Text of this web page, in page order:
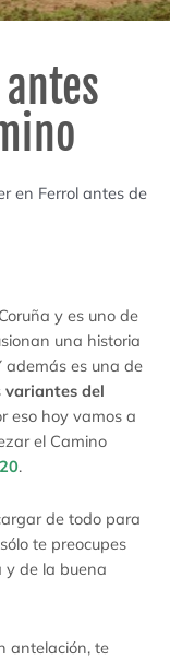
en Ferrol antes de
y es uno de
una historia
además es una de
variantes del
eso hoy vamos a
el Camino
.
de todo para
te preocupes
y de la buena
antelación, te